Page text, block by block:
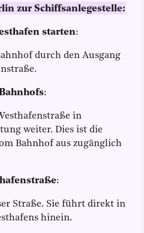
zur Schiffsanlegestelle:
starten:
durch den Ausgang
:
in
weiter. Dies ist die
Bahnhof aus zugänglich
:
Straße. Sie führt direkt in
hinein.